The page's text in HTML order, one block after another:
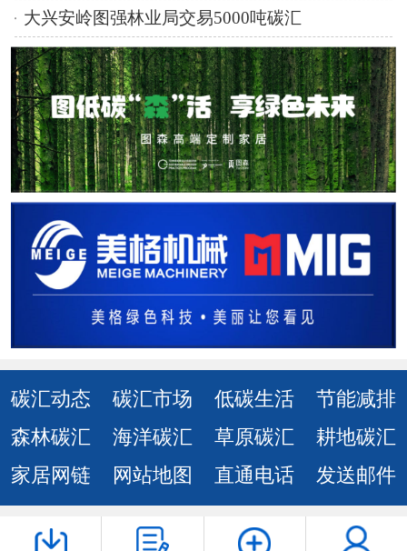
大兴安岭图强林业局交易5000吨碳汇
碳汇动态 碳汇市场 低碳生活
节能减排
森林碳汇
海洋碳汇 草原碳汇
耕地碳汇
家居网链
网站地图 直通电话 发送邮件